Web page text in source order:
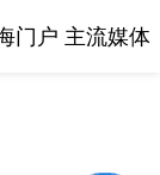
门户 主流媒体